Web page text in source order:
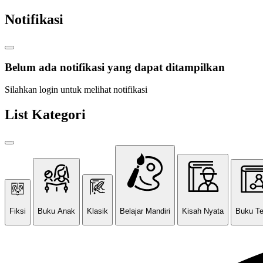
Notifikasi
Belum ada notifikasi yang dapat ditampilkan
Silahkan login untuk melihat notifikasi
List Kategori
Fiksi Buku Anak Klasik Belajar Mandiri Kisah Nyata Buku